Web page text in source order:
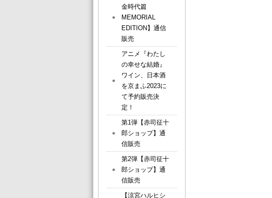
金時代篇
MEMORIAL
EDITION】通信
販売
アニメ『わたし
の幸せな結婚』
ワイン、日本酒
を京まふ2023に
て予約販売決
定！
第1弾【赤司征十
郎ショップ】通
信販売
第2弾【赤司征十
郎ショップ】通
信販売
【涼宮ハルヒシ